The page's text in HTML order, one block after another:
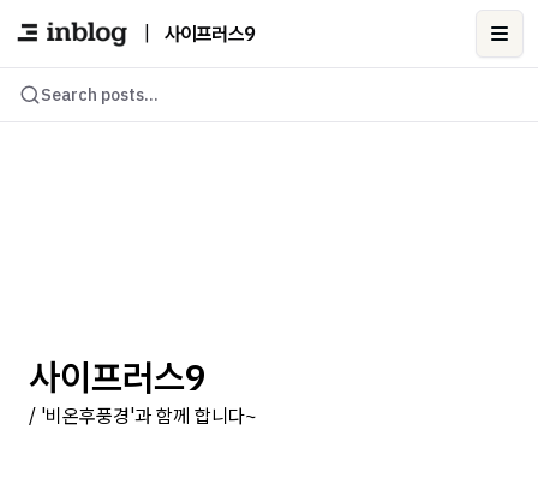
사이프러스9
Search posts...
사이프러스9
/ '비온후풍경'과 함께 합니다~